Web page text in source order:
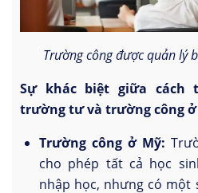
Trường công được quản lý
Sự khác biệt giữa cách
trường tư và trường công ở
Trường công ở Mỹ:
cho phép tất cả học
nhập học, nhưng có một